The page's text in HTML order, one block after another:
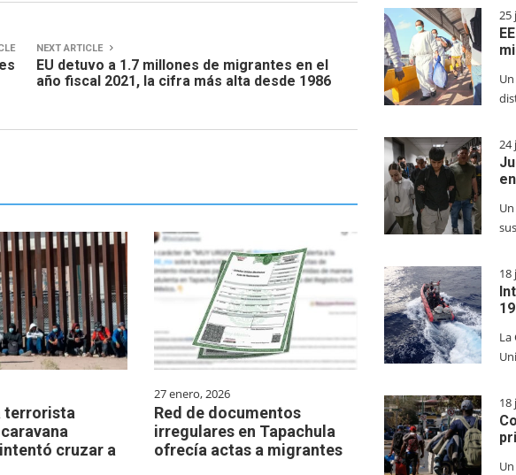
NEXT ARTICLE
EU detuvo a 1.7 millones de migrantes en el
año fiscal 2021, la cifra más alta desde 1986
terrorista
cruzar a
27 enero, 2026
Red de documentos
irregulares en Tapachula
ofrecía actas a migrantes
25
24
18
La
18